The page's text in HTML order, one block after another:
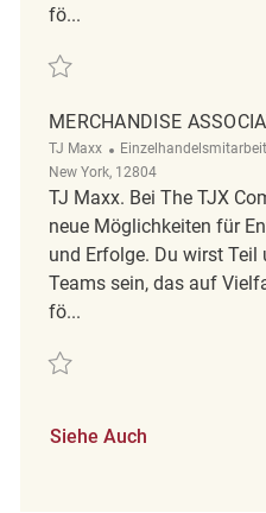
fö...
Retten Retail Merchandise
MERCHANDISE
TJ Maxx Kategorie
New York, 12804
TJ Maxx. Bei The TJX
neue Möglichkeiten für
und Erfolge. Du wirst Teil
Teams sein, das auf
fö...
Retten merchandise associate
Siehe Auch